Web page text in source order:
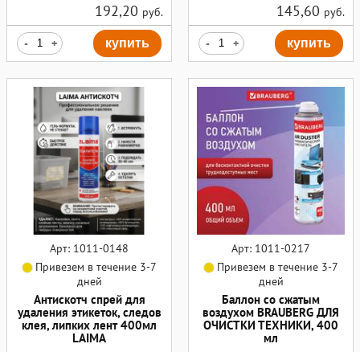
192,20 руб.
- + купить
145,60 руб.
- + купить
Арт: 1011-0148
Привезем в течение 3-7
дней
Антискотч спрей для
удаления этикеток, следов
клея, липких лент 400мл
LAIMA
Арт: 1011-0217
Привезем в течение 3-7
дней
Баллон со сжатым
воздухом BRAUBERG ДЛЯ
ОЧИСТКИ ТЕХНИКИ, 400
мл